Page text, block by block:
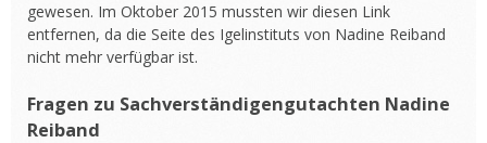
gewesen. Im Oktober 2015 mussten wir diesen Link
entfernen, da die Seite des Igelinstituts von Nadine Reiband
nicht mehr verfügbar ist.
Fragen zu Sachverständigengutachten Nadine
Reiband